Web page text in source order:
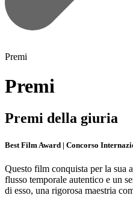
Premi
Premi
Premi della giuria
Best Film Award | Concorso
Questo film conquista per la sua
flusso temporale autentico e un
di esso, una rigorosa maestria